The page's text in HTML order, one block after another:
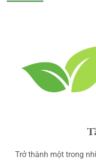
Trở thành một trong